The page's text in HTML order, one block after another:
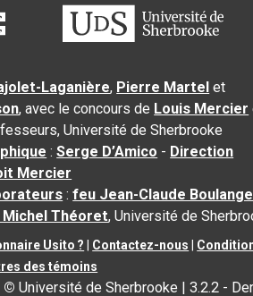
Laganière, Pierre Martel et
, avec le concours de Louis Mercier
Université de Sherbrooke
:Serge D’Amico - Direction
Mercier
:feu Jean-Claude
Théoret, Université de
Usito ? Contactez-nous
des témoins
© Université de Sherbrooke |3.2.2 -